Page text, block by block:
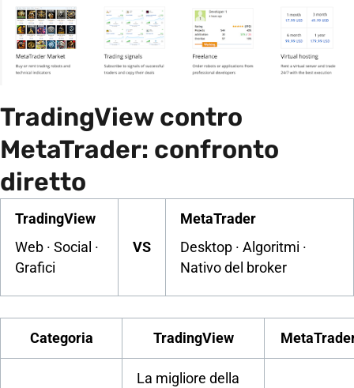
TradingView contro
MetaTrader: confronto
diretto
TradingView
Web · Social ·
Grafici
VS
MetaTrader
Desktop · Algoritmi ·
Nativo del broker
Categoria TradingView
La migliore della